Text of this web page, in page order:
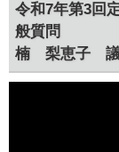
令和7年第3回
般質問
楠 梨恵子 議